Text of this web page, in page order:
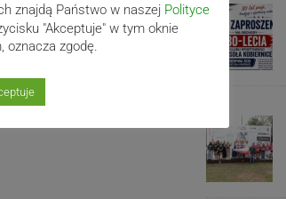
znajdą Państwo w naszej Polityce
"Akceptuje" w tym oknie
oznacza zgodę.